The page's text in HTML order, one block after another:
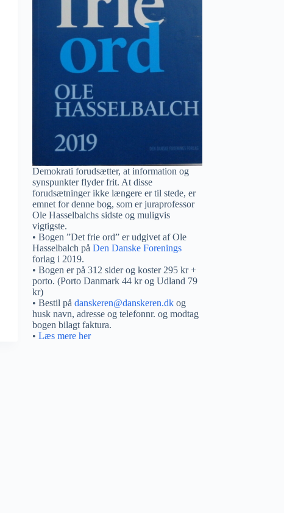
Demokrati forudsætter, at information og
synspunkter flyder frit. At disse
forudsætninger ikke længere er til stede, er
emnet for denne bog, som er juraprofessor
Ole Hasselbalchs sidste og muligvis
vigtigste.
• Bogen ”Det frie ord” er udgivet af Ole
Hasselbalch påDen Danske Forenings
forlag i 2019.
• Bogen er på 312 sider og koster 295 kr +
porto. (Porto Danmark 44 kr og Udland 79
kr)
• Bestil pådanskeren@danskeren.dk og
husk navn, adresse og telefonnr. og modtag
bogen bilagt faktura.
•Læs mere her